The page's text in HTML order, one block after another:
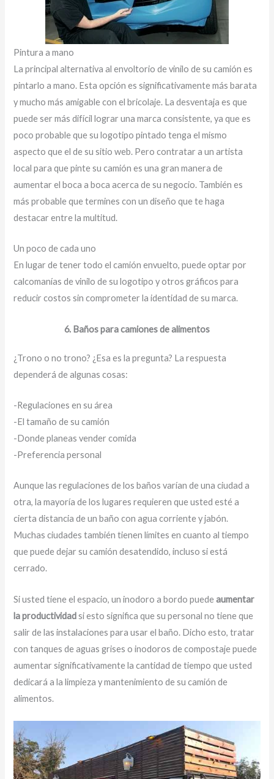
Pintura a mano
La principal alternativa al envoltorio de vinilo de su camión es
pintarlo a mano. Esta opción es significativamente más barata
y mucho más amigable con el bricolaje. La desventaja es que
puede ser más difícil lograr una marca consistente, ya que es
poco probable que su logotipo pintado tenga el mismo
aspecto que el de su sitio web. Pero contratar a un artista
local para que pinte su camión es una gran manera de
aumentar el boca a boca acerca de su negocio. También es
más probable que termines con un diseño que te haga
destacar entre la multitud.
Un poco de cada uno
En lugar de tener todo el camión envuelto, puede optar por
calcomanías de vinilo de su logotipo y otros gráficos para
reducir costos sin comprometer la identidad de su marca.
6. Baños para camiones de alimentos
¿Trono o no trono? ¿Esa es la pregunta? La respuesta
dependerá de algunas cosas:
-Regulaciones en su área
-El tamaño de su camión
-Donde planeas vender comida
-Preferencia personal
Aunque las regulaciones de los baños varían de una ciudad a
otra, la mayoría de los lugares requieren que usted esté a
cierta distancia de un baño con agua corriente y jabón.
Muchas ciudades también tienen límites en cuanto al tiempo
que puede dejar su camión desatendido, incluso si está
cerrado.
Si usted tiene el espacio, un inodoro a bordo puedeaumentar
la productividadsi esto significa que su personal no tiene que
salir de las instalaciones para usar el baño. Dicho esto, tratar
con tanques de aguas grises o inodoros de compostaje puede
aumentar significativamente la cantidad de tiempo que usted
dedicará a la limpieza y mantenimiento de su camión de
alimentos.